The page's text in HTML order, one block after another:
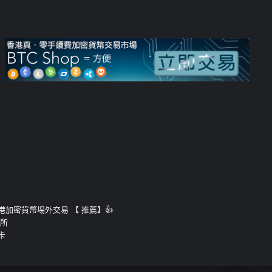
加密貨幣埸外交易 【 推薦】👍